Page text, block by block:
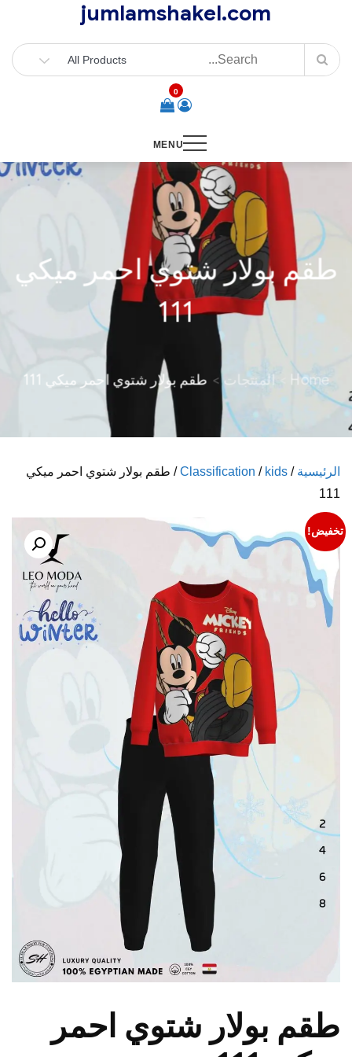
content
jumlamshakel.com
0
MENU
طقم بولار شتوي احمر ميكي
111
Home المنتجات طقم بولار شتوي احمر ميكي 111
الرئيسية /
Classification / kids
/ طقم بولار شتوي احمر ميكي
111
تخفيض!
طقم بولار شتوي احمر